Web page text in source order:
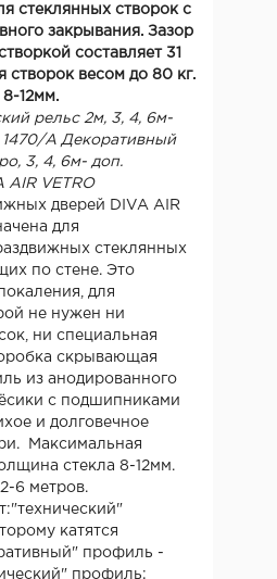
стеклянных створок с
закрывания. Зазор
составляет 31
створок весом до 80 кг.
8-12мм.
рельс 2м, 3, 4, 6м-
1470/A Декоративный
3, 4, 6м- доп.
AIR VETRO
дверей DIVA AIR
для
стеклянных
по стене. Это
для
не нужен ни
ни специальная
скрывающая
из анодированного
с подшипниками
и долговечное
Максимальная
стекла 8-12мм.
6 метров.
катятся
профиль -
профиль;